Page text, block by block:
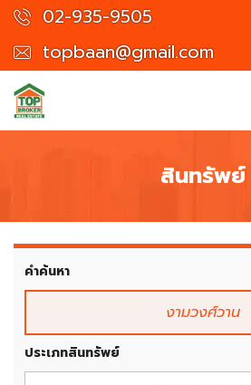
02-935-9505
topbaan@gmail.com
สินทรัพย์
คำค้นหา
ประเภทสินทรัพย์